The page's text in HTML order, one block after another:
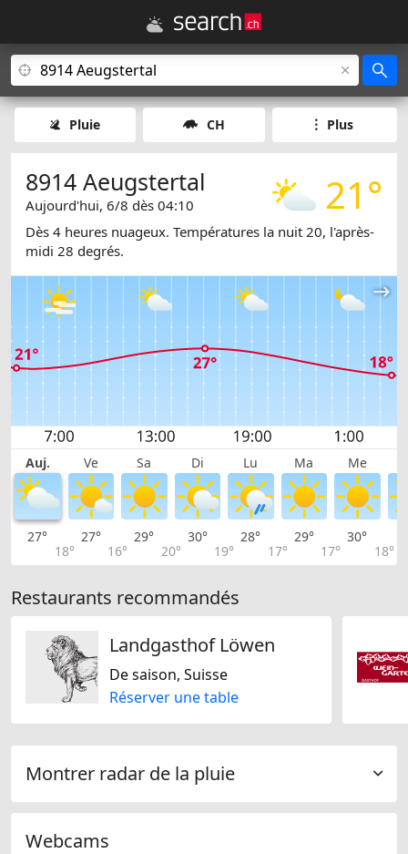
Pluie CH Plus
21°
8914 Aeugstertal
Aujourd'hui, 6/8 dès 04:10
Dès 4 heures nuageux. Températures la nuit 20, l'après-
midi 28 degrés.
Auj. Ve Sa Di Lu Ma Me
27°
18°
27°
16°
29°
20°
30°
19°
28°
17°
29°
17°
30°
18°
Restaurants recommandés
Landgasthof Löwen
De saison, Suisse
Réserver une table
Montrer radar de la pluie
Webcams